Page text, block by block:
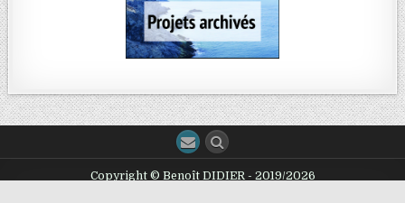
Copyright © Benoît DIDIER - 2019/2026